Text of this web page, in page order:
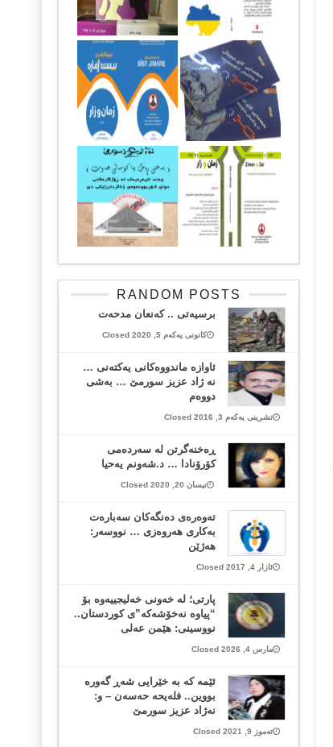
RANDOM POSTS
برسیەتی .. کەنعان مدحەت
کانونی یەکەم 5, 2020 Closed
ئاوازه‌ ماندووه‌كانی یه‌كته‌نی …
نه ژاد عزیز سورمێ … به‌شی
دووه‌م
تشرینی یەکەم 3, 2016 Closed
ڕه‌خنه‌گرتن له‌ سه‌رده‌می
كۆرۆنادا … د.شه‌ونم یه‌حیا
نیسان 20, 2020 Closed
تەوەرەی دەنگەکان سەبارەت
بەکاری هەروەزی … نووسەر:
هەژێن
ئازار 4, 2017 Closed
پارتی؛ لە خەونی خەلیجییەوە بۆ
“پیاوە نەخۆشەکە”ی کوردستان..
نووسینی: هێمن عەلی
مارس 4, 2026 Closed
ئێمه‌ كه‌ به‌ خێرایی شه‌ڕ گه‌وره‌
بووین.. فله‌یحه حه‌سه‌ن‌ – و:
نه‌ژاد عزیز سورمێ
تەموز 9, 2021 Closed